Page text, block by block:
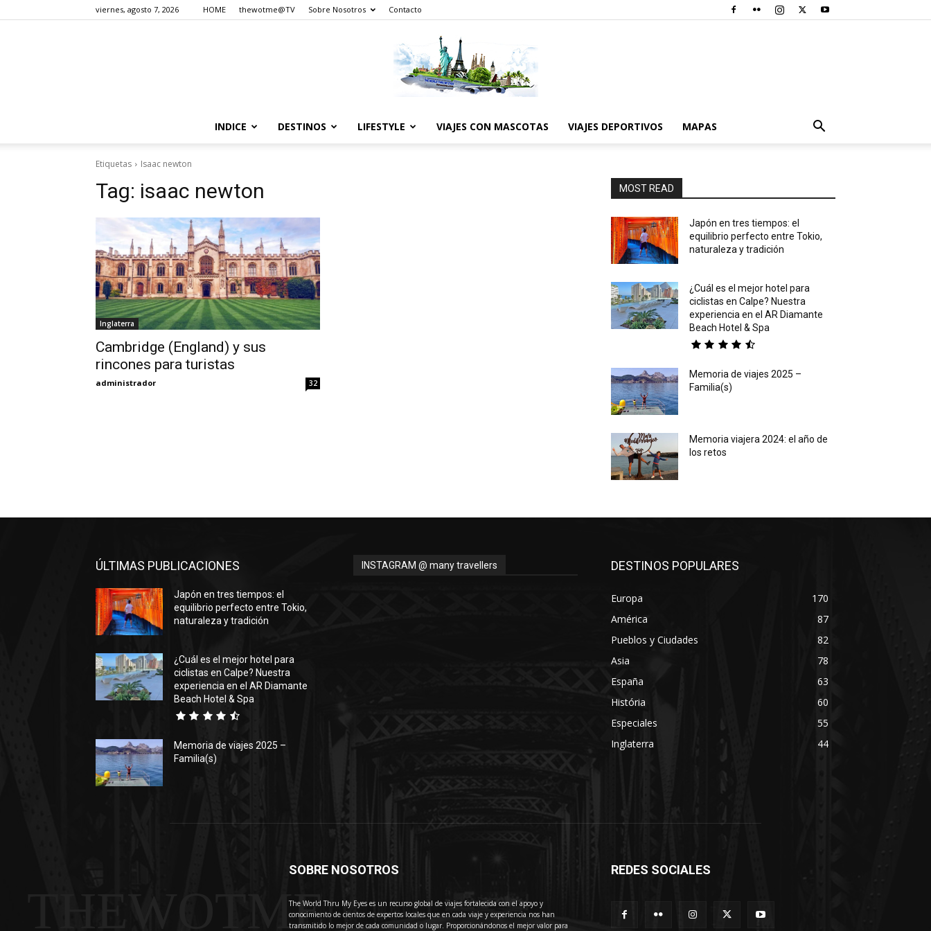
viernes, agosto 7, 2026 HOME thewotme@TV Sobre Nosotros Contacto
INDICE DESTINOS LIFESTYLE VIAJES CON MASCOTAS VIAJES DEPORTIVOS MAPAS
Etiquetas Isaac newton
Tag: isaac newton
Inglaterra
Cambridge (England) y sus
rincones para turistas
administrador 32
MOST READ
Japón en tres tiempos: el
equilibrio perfecto entre Tokio,
naturaleza y tradición
¿Cuál es el mejor hotel para
ciclistas en Calpe? Nuestra
experiencia en el AR Diamante
Beach Hotel & Spa
Memoria de viajes 2025 –
Familia(s)
Memoria viajera 2024: el año de
los retos
ÚLTIMAS PUBLICACIONES
Japón en tres tiempos: el
equilibrio perfecto entre Tokio,
naturaleza y tradición
¿Cuál es el mejor hotel para
ciclistas en Calpe? Nuestra
experiencia en el AR Diamante
Beach Hotel & Spa
Memoria de viajes 2025 –
Familia(s)
INSTAGRAM @ many travellers DESTINOS POPULARES
Europa
170
América
87
Pueblos y Ciudades
82
Asia
78
España
63
História
60
Especiales
55
Inglaterra
44
THEWOTME
SOBRE NOSOTROS
The World Thru My Eyes es un recurso global de viajes fortalecida con el apoyo y
conocimiento de cientos de expertos locales que en cada viaje y experiencia nos han
transmitido lo mejor de cada comunidad o lugar. Proporcionándonos el mejor valor para
REDES SOCIALES